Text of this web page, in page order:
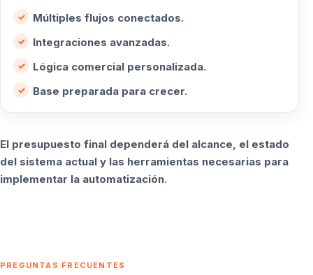
Múltiples flujos conectados.
Integraciones avanzadas.
Lógica comercial personalizada.
Base preparada para crecer.
El presupuesto final dependerá del alcance, el estado
del sistema actual y las herramientas necesarias para
implementar la automatización.
PREGUNTAS FRECUENTES